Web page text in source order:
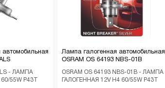
автомобильная
- ЛАМПА
55W P43T
Лампа галогенная автомобильная
OSRAM OS 64193 NBS-01B
OSRAM OS 64193 NBS-01B - ЛАМПА
ГАЛОГЕННАЯ 12V H4 60/55W P43T